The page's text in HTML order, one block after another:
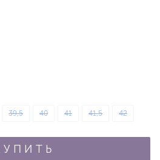
39,5 40 41 41,5 42